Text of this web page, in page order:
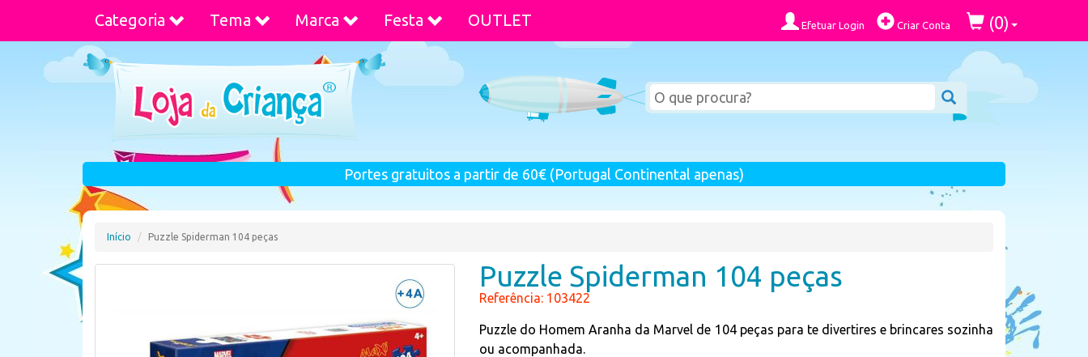
Categoria Tema Marca Festa OUTLET Efetuar Login Criar Conta (0)
Portes gratuitos a partir de 60€ (Portugal Continental apenas)
Início Puzzle Spiderman 104 peças
Puzzle Spiderman 104 peças
Referência: 103422
Puzzle do Homem Aranha da Marvel de 104 peças para te divertires e brincares sozinha
ou acompanhada.